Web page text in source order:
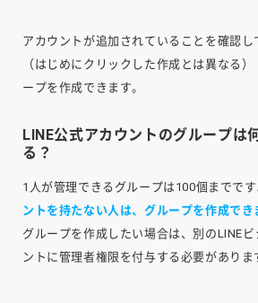
アカウントが追加されていることを確認し
（はじめにクリックした作成とは異なる
ープを作成できます。
LINE公式アカウントのグループは
る？
1人が管理できるグループは100個までで
ントを持たない人は、グループを作成でき
グループを作成したい場合は、別のLINE
ントに管理者権限を付与する必要がありま